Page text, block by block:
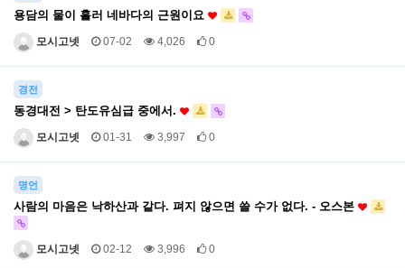
용담의 물이 흘러 네바다의 근원이요
모시고넷 07-02 4,026 0
경전
동경대전 > 탄도유심급 중에서.
모시고넷 01-31 3,997 0
명언
사람의 마음은 낙하산과 같다. 펴지 않으면 쓸 수가 없다. - 오스본
모시고넷 02-12 3,996 0